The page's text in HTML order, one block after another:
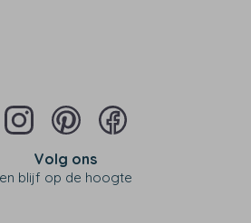
Volg ons
en blijf op de hoogte